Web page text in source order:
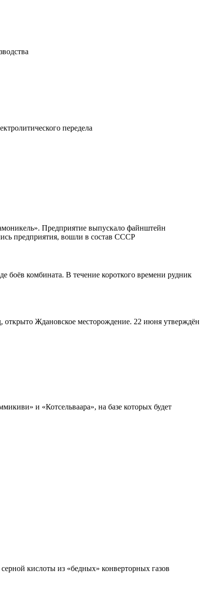
передела
Предприятие выпускало файнштейн
предприятия, вошли в состав СССР
боёв комбината. В течение короткого времени рудник
открыто Ждановское месторождение. 22 июня утверждён
и «Котсельваара», на базе которых будет
кислоты из «бедных» конверторных газов